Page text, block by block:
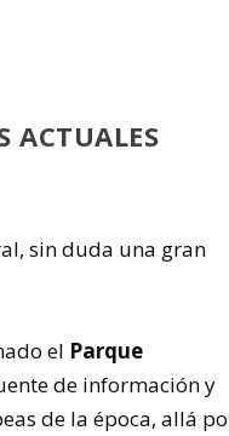
ACTUALES
sin duda una gran
el Parque
de información y
de la época, allá